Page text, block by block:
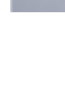
デルに、スパル